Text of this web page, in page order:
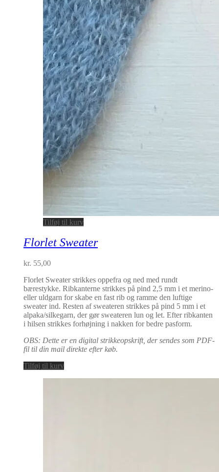
Tilføj til kurv
Florlet Sweater
kr. 55,00
Florlet Sweater strikkes oppefra og ned med rundt
bærestykke. Ribkanterne strikkes på pind 2,5 mm i et merino-
eller uldgarn for skabe en fast rib og ramme den luftige
sweater ind. Resten af sweateren strikkes på pind 5 mm i et
alpaka/silkegarn, der gør sweateren lun og let. Efter ribkanten
i hilsen strikkes forhøjning i nakken for bedre pasform.
OBS: Dette er en digital strikkeopskrift, der sendes som PDF-
fil til din mail direkte efter køb.
Tilføj til kurv